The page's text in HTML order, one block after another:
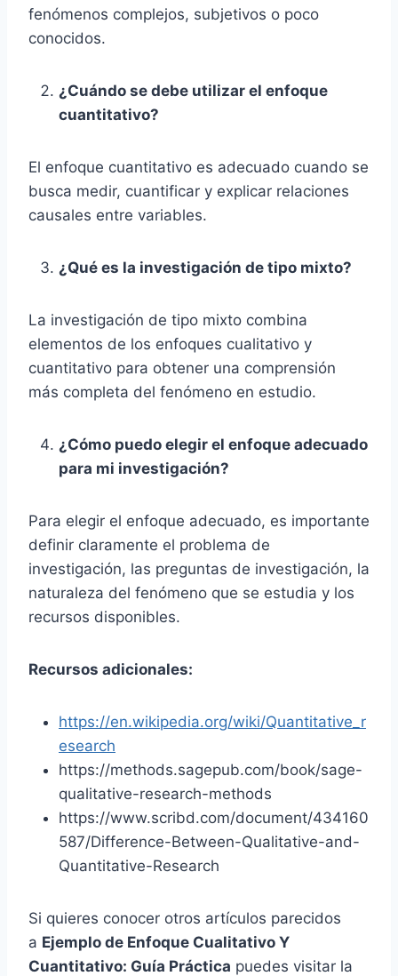
fenómenos complejos, subjetivos o poco
conocidos.
¿Cuándo se debe utilizar el enfoque
cuantitativo?
El enfoque cuantitativo es adecuado cuando se
busca medir, cuantificar y explicar relaciones
causales entre variables.
¿Qué es la investigación de tipo mixto?
La investigación de tipo mixto combina
elementos de los enfoques cualitativo y
cuantitativo para obtener una comprensión
más completa del fenómeno en estudio.
¿Cómo puedo elegir el enfoque adecuado
para mi investigación?
Para elegir el enfoque adecuado, es importante
definir claramente el problema de
investigación, las preguntas de investigación, la
naturaleza del fenómeno que se estudia y los
recursos disponibles.
Recursos adicionales:
https://en.wikipedia.org/wiki/Quantitative_r
esearch
https://methods.sagepub.com/book/sage-
qualitative-research-methods
https://www.scribd.com/document/434160
587/Difference-Between-Qualitative-and-
Quantitative-Research
Si quieres conocer otros artículos parecidos
a Ejemplo de Enfoque Cualitativo Y
Cuantitativo: Guía Práctica puedes visitar la